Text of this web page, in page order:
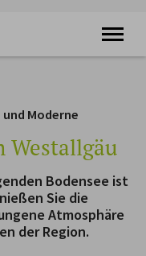
Moderne
Westallgäu
Bodensee ist
Sie die
Atmosphäre
der Region.